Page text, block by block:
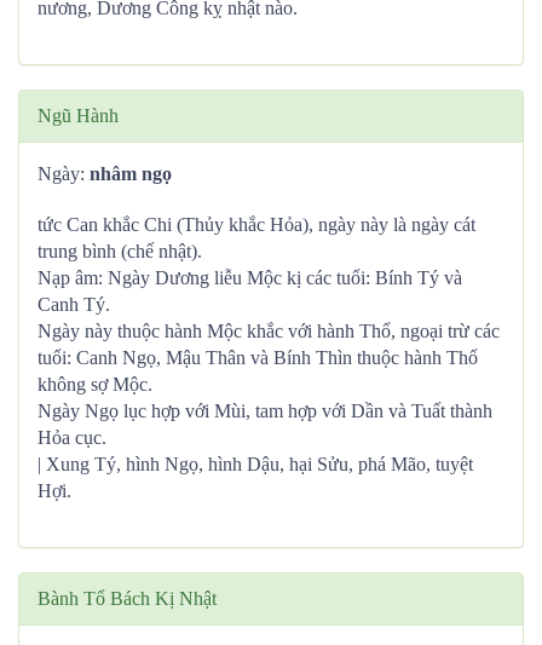
nương, Dương Công kỵ nhật nào.
Ngũ Hành
Ngày: nhâm ngọ
tức Can khắc Chi (Thủy khắc Hỏa), ngày này là ngày cát
trung bình (chế nhật).
Nạp âm: Ngày Dương liễu Mộc kị các tuổi: Bính Tý và
Canh Tý.
Ngày này thuộc hành Mộc khắc với hành Thổ, ngoại trừ các
tuổi: Canh Ngọ, Mậu Thân và Bính Thìn thuộc hành Thổ
không sợ Mộc.
Ngày Ngọ lục hợp với Mùi, tam hợp với Dần và Tuất thành
Hỏa cục.
| Xung Tý, hình Ngọ, hình Dậu, hại Sửu, phá Mão, tuyệt
Hợi.
Bành Tổ Bách Kị Nhật